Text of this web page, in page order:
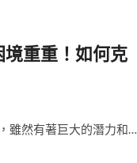
重重！如何克
雖然有著巨大的潛力和…